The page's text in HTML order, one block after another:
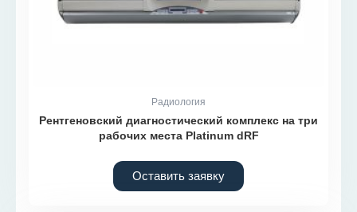
Радиология
Рентгеновский диагностический комплекс на три
рабочих места Platinum dRF
Оставить заявку